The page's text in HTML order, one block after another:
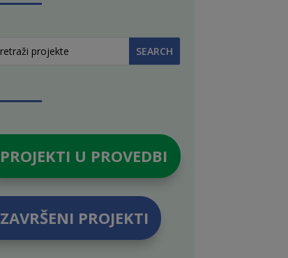
PROJEKTI U PROVEDBI
ZAVRŠENI PROJEKTI